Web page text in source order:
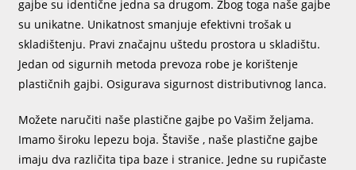
gajbe su identične jedna sa drugom. Zbog toga naše gajbe
su unikatne. Unikatnost smanjuje efektivni trošak u
skladištenju. Pravi značajnu uštedu prostora u skladištu.
Jedan od sigurnih metoda prevoza robe je korištenje
plastičnih gajbi. Osigurava sigurnost distributivnog lanca.
Možete naručiti naše plastične gajbe po Vašim željama.
Imamo široku lepezu boja. Štaviše , naše plastične gajbe
imaju dva različita tipa baze i stranice. Jedne su rupičaste